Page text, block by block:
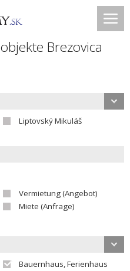
Brezovica
Liptovský Mikuláš
Vermietung (Angebot)
Miete (Anfrage)
Bauernhaus, Ferienhaus